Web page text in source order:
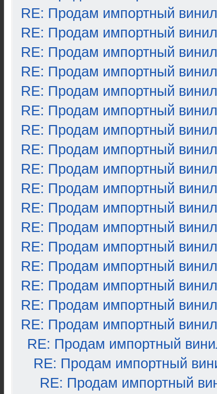
RE: Продам импортный винил
RE: Продам импортный винил
RE: Продам импортный винил
RE: Продам импортный винил
RE: Продам импортный винил
RE: Продам импортный винил
RE: Продам импортный винил
RE: Продам импортный винил
RE: Продам импортный винил
RE: Продам импортный винил
RE: Продам импортный винил
RE: Продам импортный винил
RE: Продам импортный винил
RE: Продам импортный винил
RE: Продам импортный винил
RE: Продам импортный винил
RE: Продам импортный винил
RE: Продам импортный
RE: Продам импортный
RE: Продам импортный